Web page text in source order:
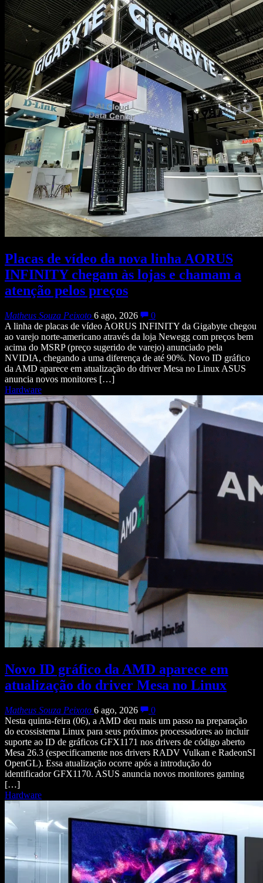
Placas de vídeo da nova linha AORUS
INFINITY chegam às lojas e chamam a
atenção pelos preços
Matheus Souza Peixoto 6 ago, 2026
0
A linha de placas de vídeo AORUS INFINITY da Gigabyte chegou
ao varejo norte-americano através da loja Newegg com preços bem
acima do MSRP (preço sugerido de varejo) anunciado pela
NVIDIA, chegando a uma diferença de até 90%. Novo ID gráfico
da AMD aparece em atualização do driver Mesa no Linux ASUS
anuncia novos monitores […]
Hardware
Novo ID gráfico da AMD aparece em
atualização do driver Mesa no Linux
Matheus Souza Peixoto 6 ago, 2026
0
Nesta quinta-feira (06), a AMD deu mais um passo na preparação
do ecossistema Linux para seus próximos processadores ao incluir
suporte ao ID de gráficos GFX1171 nos drivers de código aberto
Mesa 26.3 (especificamente nos drivers RADV Vulkan e RadeonSI
OpenGL). Essa atualização ocorre após a introdução do
identificador GFX1170. ASUS anuncia novos monitores gaming
[…]
Hardware